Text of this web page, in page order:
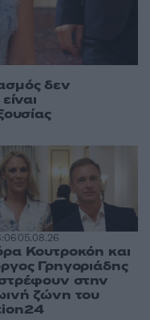
δεν
05.08.26
Κουτροκόη και
Γρηγοριάδης
στην
ζώνη του